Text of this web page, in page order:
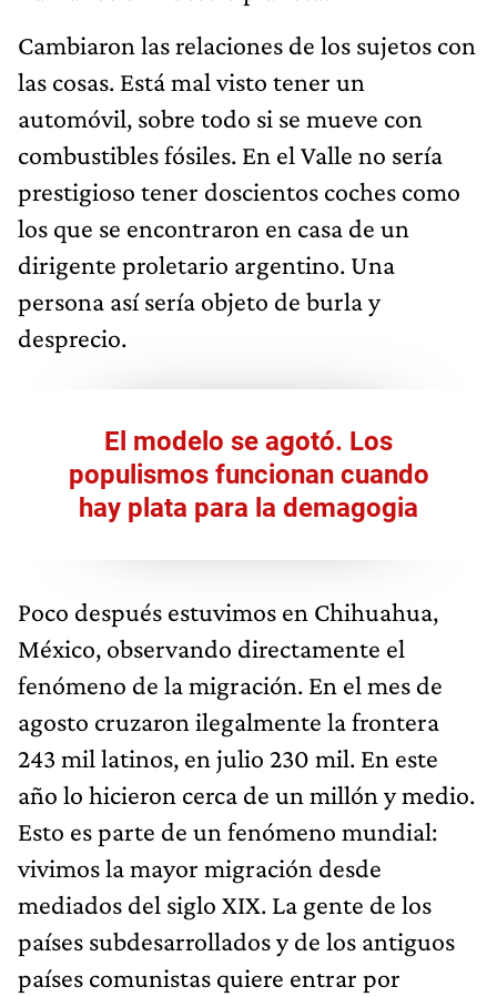
Cambiaron las relaciones de los sujetos con
las cosas. Está mal visto tener un
automóvil, sobre todo si se mueve con
combustibles fósiles. En el Valle no sería
prestigioso tener doscientos coches como
los que se encontraron en casa de un
dirigente proletario argentino. Una
persona así sería objeto de burla y
desprecio.
El modelo se agotó. Los
populismos funcionan cuando
hay plata para la demagogia
Poco después estuvimos en Chihuahua,
México, observando directamente el
fenómeno de la migración. En el mes de
agosto cruzaron ilegalmente la frontera
243 mil latinos, en julio 230 mil. En este
año lo hicieron cerca de un millón y medio.
Esto es parte de un fenómeno mundial:
vivimos la mayor migración desde
mediados del siglo XIX. La gente de los
países subdesarrollados y de los antiguos
países comunistas quiere entrar por